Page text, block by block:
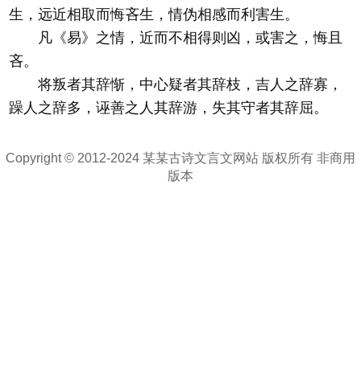
生，远近相取而悔吝生，情伪相感而利害生。
凡《易》之情，近而不相得则凶，或害之，悔且
吝。
将叛者其辞惭，中心疑者其辞枝，吉人之辞寡，
躁人之辞多，诬善之人其辞游，失其守者其辞屈。
Copyright © 2012-2024 某某古诗文言文网站 版权所有 非商用
版本